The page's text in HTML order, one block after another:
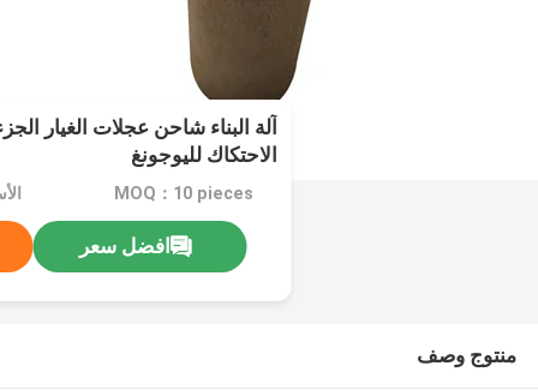
الاحتكاك لليوجونغ
MOQ：10 pieces
افضل سعر
منتوج وصف